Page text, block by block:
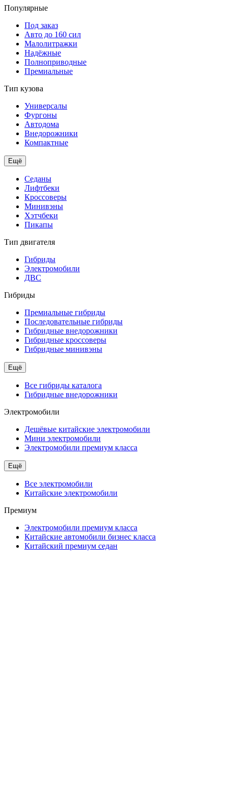
Популярные
Под заказ
Авто до 160 сил
Малолитражки
Надёжные
Полноприводные
Премиальные
Тип кузова
Универсалы
Фургоны
Автодома
Внедорожники
Компактные
Ещё
Седаны
Лифтбеки
Кроссоверы
Минивэны
Хэтчбеки
Пикапы
Тип двигателя
Гибриды
Электромобили
ДВС
Гибриды
Премиальные гибриды
Последовательные гибриды
Гибридные внедорожники
Гибридные кроссоверы
Гибридные минивэны
Ещё
Все гибриды каталога
Гибридные внедорожники
Электромобили
Дешёвые китайские электромобили
Мини электромобили
Электромобили премиум класса
Ещё
Все электромобили
Китайские электромобили
Премиум
Электромобили премиум класса
Китайские автомобили бизнес класса
Китайский премиум седан